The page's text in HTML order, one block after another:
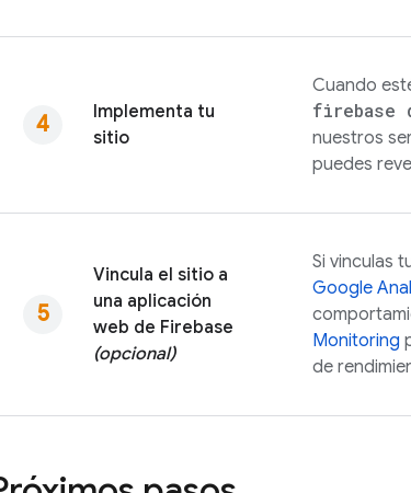
Implementa tu
sitio
Cuando
firebase
nuestros
puedes
Vincula el sitio a
una aplicación
web de Firebase
(opcional)
Si vinculas
Google
Monitoring
de